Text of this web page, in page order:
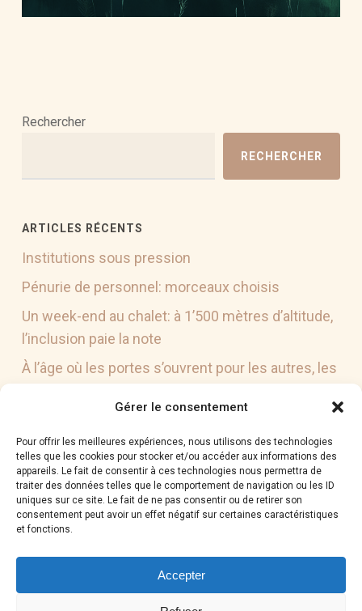
Gérer le consentement
Pour offrir les meilleures expériences, nous utilisons des technologies
telles que les cookies pour stocker et/ou accéder aux informations des
appareils. Le fait de consentir à ces technologies nous permettra de
traiter des données telles que le comportement de navigation ou les ID
uniques sur ce site. Le fait de ne pas consentir ou de retirer son
consentement peut avoir un effet négatif sur certaines caractéristiques
et fonctions.
Accepter
Rechercher
RECHERCHER
ARTICLES RÉCENTS
Institutions sous pression
Pénurie de personnel: morceaux choisis
Un week-end au chalet: à 1’500 mètres d’altitude,
l’inclusion paie la note
À l’âge où les portes s’ouvrent pour les autres, les
CATÉGORIES
Actualités